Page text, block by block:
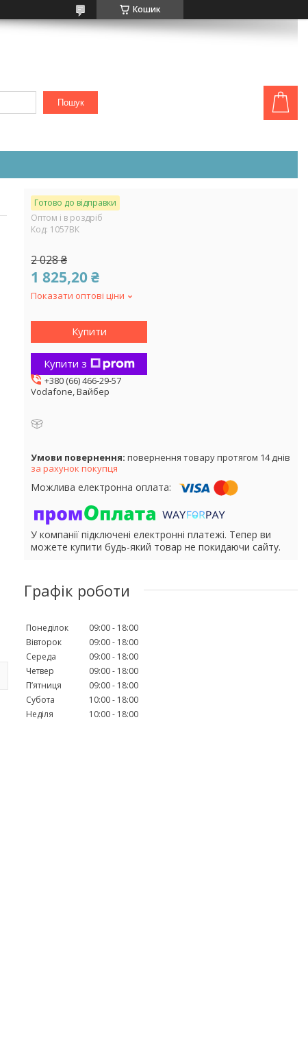
Кошик
Пошук
Готово до відправки
Оптом і в роздріб
Код: 1057ВК
2 028 ₴
1 825,20 ₴
Показати оптові ціни
Купити
Купити з
+380 (66) 466-29-57
Vodafone, Вайбер
повернення товару протягом 14 днів
за рахунок покупця
У компанії підключені електронні платежі. Тепер ви
можете купити будь-який товар не покидаючи сайту.
Графік роботи
Понеділок 09:00
18:00
Вівторок
09:00
18:00
Середа
09:00
18:00
Четвер
09:00
18:00
Пʼятниця
09:00
18:00
Субота
10:00
18:00
Неділя
10:00 18:00